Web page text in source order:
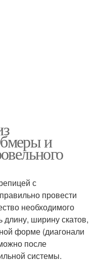
и
с
провести
необходимого
ширину скатов,
форме (диагонали
после
системы.